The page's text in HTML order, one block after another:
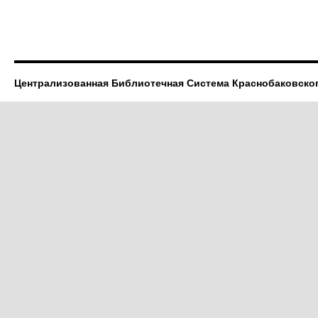
Централизованная Библиотечная Система